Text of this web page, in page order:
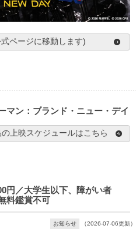
ページに移動します)
マン：ブランド・ニュー・デイ
の上映スケジュールはこちら
円／大学生以下、障がい者
料鑑賞不可
お知らせ （2026-07-06更新）